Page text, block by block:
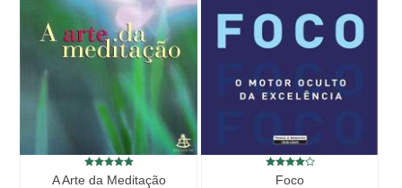
A Arte da Meditação Foco